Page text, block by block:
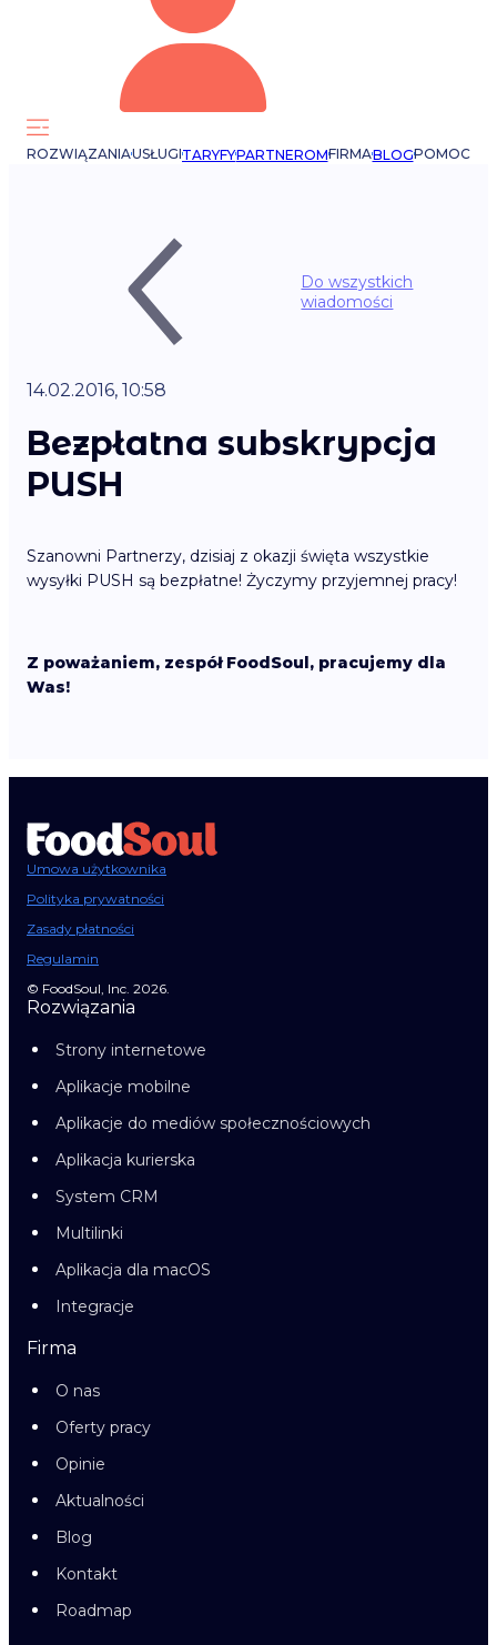
ROZWIĄZANIAUSŁUGITARYFYPARTNEROMFIRMABLOGPOMOC
Do wszystkich
wiadomości
14.02.2016, 10:58
Bezpłatna subskrypcja
PUSH
Szanowni Partnerzy, dzisiaj z okazji święta wszystkie
wysyłki PUSH są bezpłatne! Życzymy przyjemnej pracy!
Z poważaniem, zespół FoodSoul, pracujemy dla
Was!
Umowa użytkownika
Polityka prywatności
Zasady płatności
Regulamin
© FoodSoul, Inc. 2026.
Rozwiązania
Strony internetowe
Aplikacje mobilne
Aplikacje do mediów społecznościowych
Aplikacja kurierska
System CRM
Multilinki
Aplikacja dla macOS
Integracje
Firma
O nas
Oferty pracy
Opinie
Aktualności
Blog
Kontakt
Roadmap